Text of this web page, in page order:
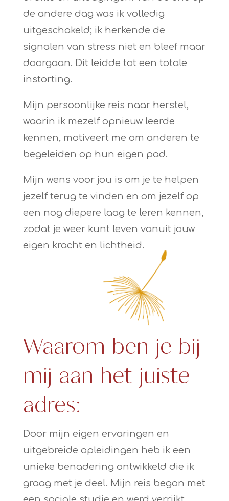
de andere dag was ik volledig
uitgeschakeld; ik herkende de
signalen van stress niet en bleef maar
doorgaan. Dit leidde tot een totale
instorting.
Mijn persoonlijke reis naar herstel,
waarin ik mezelf opnieuw leerde
kennen, motiveert me om anderen te
begeleiden op hun eigen pad.
Mijn wens voor jou is om je te helpen
jezelf terug te vinden en om jezelf op
een nog diepere laag te leren kennen,
zodat je weer kunt leven vanuit jouw
eigen kracht en lichtheid.
Waarom ben je bij
mij aan het juiste
adres:
Door mijn eigen ervaringen en
uitgebreide opleidingen heb ik een
unieke benadering ontwikkeld die ik
graag met je deel. Mijn reis begon met